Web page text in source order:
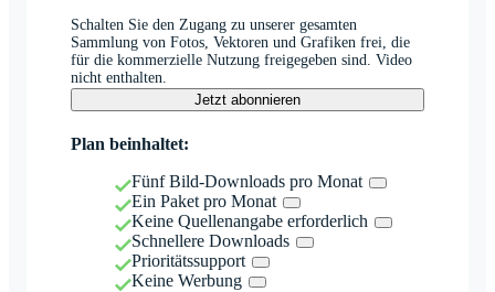
Schalten Sie den Zugang zu unserer gesamten
Sammlung von Fotos, Vektoren und Grafiken frei, die
für die kommerzielle Nutzung freigegeben sind. Video
nicht enthalten.
Jetzt abonnieren
Plan beinhaltet:
Fünf Bild-Downloads pro Monat
Ein Paket pro Monat
Keine Quellenangabe erforderlich
Schnellere Downloads
Prioritätssupport
Keine Werbung